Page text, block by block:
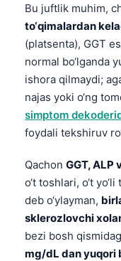
Bu juftlik muhim,
to‘qimalardan
(platsenta), GGT
normal bo‘lganda
ishora qilmaydi;
najas yoki o‘ng
simptom
foydali tekshiruv
Qachon GGT, ALP
o‘t toshlari, o‘t
deb o‘ylayman,
sklerozlovchi
bezi bosh
mg/dL dan yuqori
Galego
Latviešu
Македонски
Euskara
Occitan
العربية المغربية
Afrikaans
Монгол
Basa Jawa